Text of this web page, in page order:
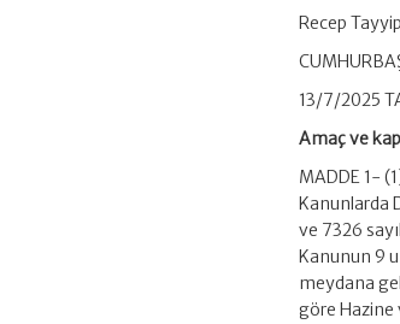
Recep
13/7/2025
Amaç ve
MADDE 1-
Kanunlarda
ve 7326
Kanunun 9
meydana
göre Hazine